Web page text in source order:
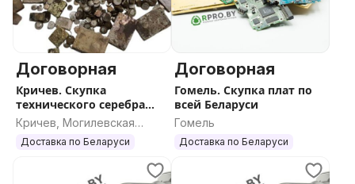
Договорная
Кричев. Скупка
технического серебра
бытового назначения
Кричев, Могилевская
область
Доставка по Беларуси
Договорная
Гомель. Скупка плат по
всей Беларуси
Гомель
Доставка по Беларуси